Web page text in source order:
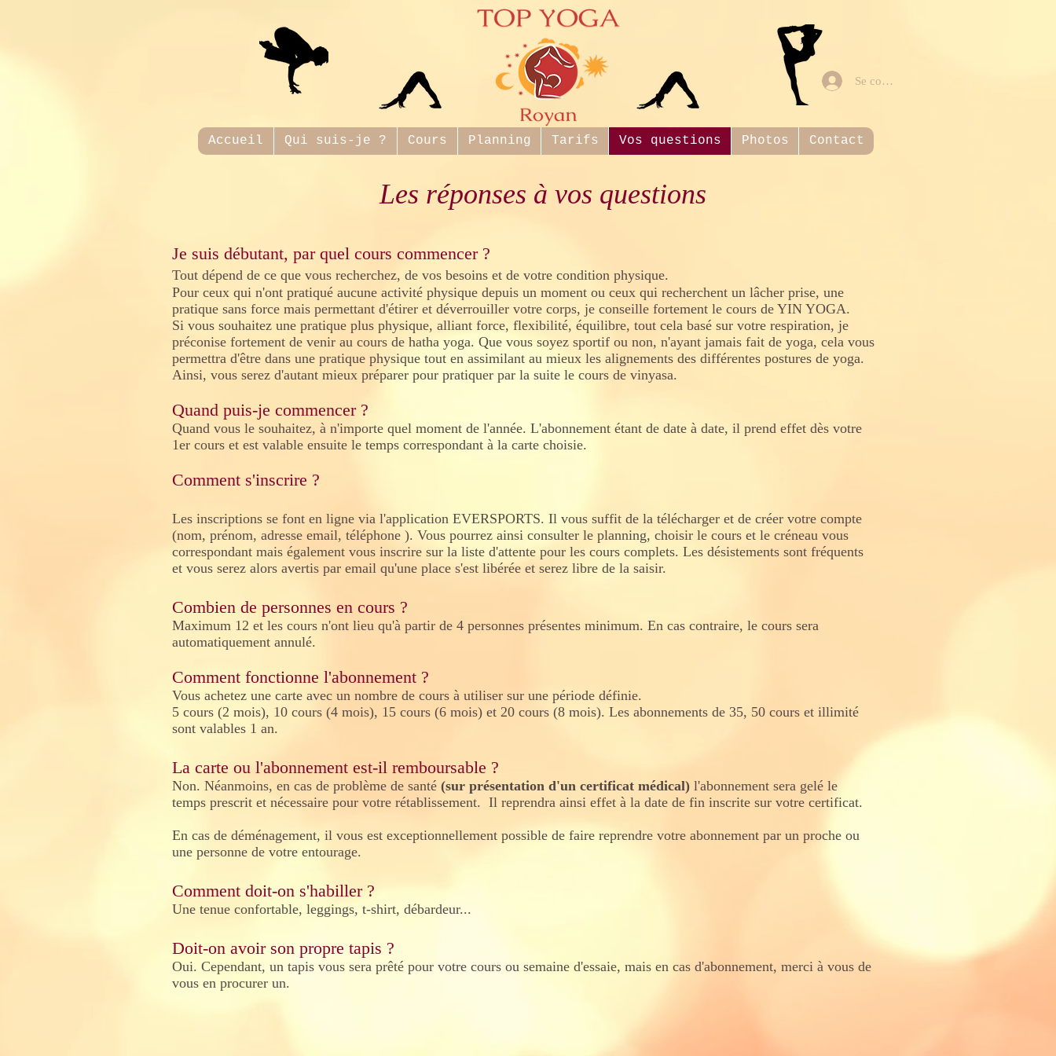
Accueil Qui suis-je ? Cours Planning Tarifs Vos questions Photos Contact
Se connecter
Les réponses à vos questions
Je suis débutant, par quel cours commencer ?
Tout dépend de ce que vous recherchez, de vos besoins et de votre condition physique.
Pour ceux qui n'ont pratiqué aucune activité physique depuis un moment ou ceux qui recherchent un lâcher prise, une
pratique sans force mais permettant d'étirer et déverrouiller votre corps, je conseille fortement le cours de YIN YOGA.
Si vous souhaitez une pratique plus physique, alliant force, flexibilité, équilibre, tout cela basé sur votre respiration, je
préconise fortement de venir au cours de hatha yoga. Que vous soyez sportif ou non, n'ayant jamais fait de yoga, cela vous
permettra d'être dans une pratique physique tout en assimilant au mieux les alignements des différentes postures de yoga.
Ainsi, vous serez d'autant mieux préparer pour pratiquer par la suite le cours de vinyasa.
Quand puis-je commencer ?
Quand vous le souhaitez, à n'importe quel moment de l'année. L'abonnement étant de date à date, il prend effet dès votre
1er cours et est valable ensuite le temps correspondant à la carte choisie.
Comment s'inscrire ?
Les inscriptions se font en ligne via l'application EVERSPORTS. Il vous suffit de la télécharger et de créer votre compte
(nom, prénom, adresse email, téléphone ). Vous pourrez ainsi consulter le planning, choisir le cours et le créneau vous
correspondant mais également vous inscrire sur la liste d'attente pour les cours complets. Les désistements sont fréquents
et vous serez alors avertis par email qu'une place s'est libérée et serez libre de la saisir.
Combien de personnes en cours ?
Maximum 12 et les cours n'ont lieu qu'à partir de 4 personnes présentes minimum. En cas contraire, le cours sera
automatiquement annulé.
Comment fonctionne l'abonnement ?
Vous achetez une carte avec un nombre de cours à utiliser sur une période définie.
5 cours (2 mois), 10 cours (4 mois), 15 cours (6 mois) et 20 cours (8 mois). Les abonnements de 35, 50 cours et illimité
sont valables 1 an.
La carte ou l'abonnement est-il remboursable ?
Non. Néanmoins, en cas de problème de santé (sur présentation d'un certificat médical) l'abonnement sera gelé le
temps prescrit et nécessaire pour votre rétablissement. Il reprendra ainsi effet à la date de fin inscrite sur votre certificat.
En cas de déménagement, il vous est exceptionnellement possible de faire reprendre votre abonnement par un proche ou
une personne de votre entourage.
Comment doit-on s'habiller ?
Une tenue confortable, leggings, t-shirt, débardeur...
Doit-on avoir son propre tapis ?
Oui. Cependant, un tapis vous sera prêté pour votre cours ou semaine d'essaie, mais en cas d'abonnement, merci à vous de
vous en procurer un.